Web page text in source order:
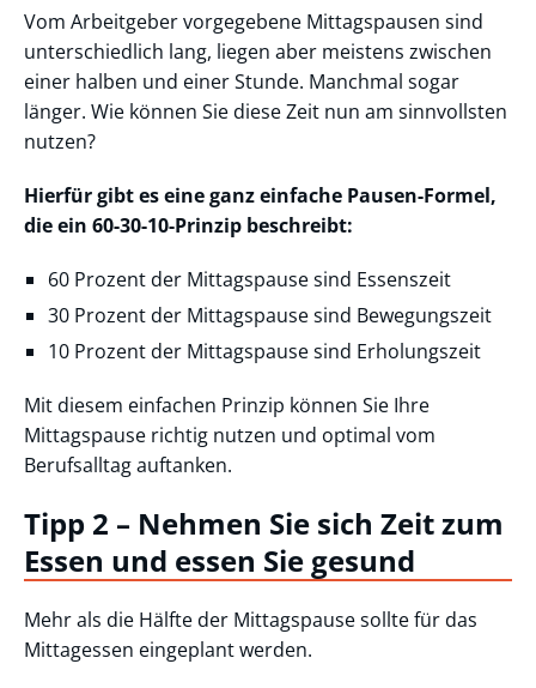
Vom Arbeitgeber vorgegebene Mittagspausen sind
unterschiedlich lang, liegen aber meistens zwischen
einer halben und einer Stunde. Manchmal sogar
länger. Wie können Sie diese Zeit nun am sinnvollsten
nutzen?
Hierfür gibt es eine ganz einfache Pausen-Formel,
die ein 60-30-10-Prinzip beschreibt:
60 Prozent der Mittagspause sind Essenszeit
30 Prozent der Mittagspause sind Bewegungszeit
10 Prozent der Mittagspause sind Erholungszeit
Mit diesem einfachen Prinzip können Sie Ihre
Mittagspause richtig nutzen und optimal vom
Berufsalltag auftanken.
Tipp 2 – Nehmen Sie sich Zeit zum
Essen und essen Sie gesund
Mehr als die Hälfte der Mittagspause sollte für das
Mittagessen eingeplant werden.